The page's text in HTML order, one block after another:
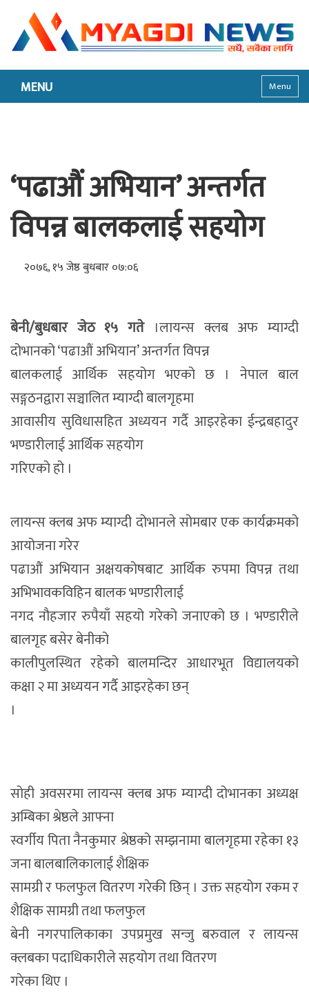
MENU Menu
‘पढाऔं अभियान’ अन्तर्गत
विपन्न बालकलाई सहयोग
२०७६, १५ जेष्ठ बुधबार ०७:०६
बेनी/बुधबार जेठ १५ गते।लायन्स क्लब अफ म्याग्दी
दोभानको ‘पढाऔं अभियान’ अन्तर्गत विपन्न
बालकलाई आर्थिक सहयोग भएको छ । नेपाल बाल
सङ्गठनद्वारा सञ्चालित म्याग्दी बालगृहमा
आवासीय सुविधासहित अध्ययन गर्दै आइरहेका ईन्द्रबहादुर
भण्डारीलाई आर्थिक सहयोग
गरिएको हो ।
लायन्स क्लब अफ म्याग्दी दोभानले सोमबार एक कार्यक्रमको
आयोजना गरेर
पढाऔं अभियान अक्षयकोषबाट आर्थिक रुपमा विपन्न तथा
अभिभावकविहिन बालक भण्डारीलाई
नगद नौहजार रुपैयाँ सहयो गरेको जनाएको छ । भण्डारीले
बालगृह बसेर बेनीको
कालीपुलस्थित रहेको बालमन्दिर आधारभूत विद्यालयको
कक्षा २ मा अध्ययन गर्दै आइरहेका छन्
।
सोही अवसरमा लायन्स क्लब अफ म्याग्दी दोभानका अध्यक्ष
अम्बिका श्रेष्ठले आफ्ना
स्वर्गीय पिता नैनकुमार श्रेष्ठको सम्झनामा बालगृहमा रहेका १३
जना बालबालिकालाई शैक्षिक
सामग्री र फलफुल वितरण गरेकी छिन् । उक्त सहयोग रकम र
शैक्षिक सामग्री तथा फलफुल
बेनी नगरपालिकाका उपप्रमुख सन्जु बरुवाल र लायन्स
क्लबका पदाधिकारीले सहयोग तथा वितरण
गरेका थिए ।